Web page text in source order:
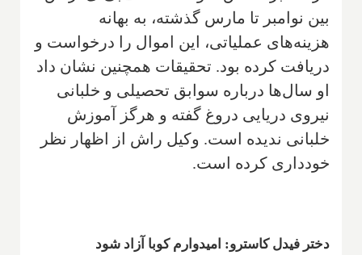
بین نوامبر تا مارس گذشته، به بهانه
هزینه‌های عملیاتی، این اموال را درخواست و
دریافت کرده بود. تحقیقات همچنین نشان داد
او سال‌ها درباره سوابق تحصیلی و خلبانی
نیروی دریایی دروغ گفته و هرگز آموزش
خلبانی ندیده است. وکیل راش از اظهار نظر
خودداری کرده است.
دختر فیدل کاسترو: امیدوارم کوبا آزاد شود